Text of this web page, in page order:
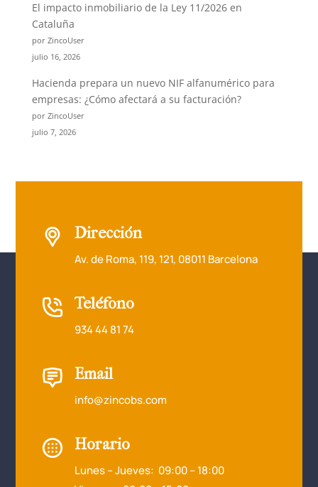
El impacto inmobiliario de la Ley 11/2026 en
Cataluña
por ZincoUser
julio 16, 2026
Hacienda prepara un nuevo NIF alfanumérico para
empresas: ¿Cómo afectará a su facturación?
por ZincoUser
julio 7, 2026
Dirección
Av. de Roma, 119, 121, 08011 Barcelona
Teléfono
934 44 81 74
Email
info@zincobs.com
Horario
Lunes – Jueves: 09:00 – 18:00